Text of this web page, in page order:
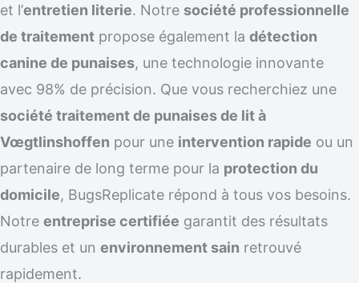
et l’entretien literie. Notre société professionnelle
de traitement propose également la détection
canine de punaises, une technologie innovante
avec 98% de précision. Que vous recherchiez une
société traitement de punaises de lit à
Vœgtlinshoffen pour une intervention rapide ou un
partenaire de long terme pour la protection du
domicile, BugsReplicate répond à tous vos besoins.
Notre entreprise certifiée garantit des résultats
durables et un environnement sain retrouvé
rapidement.